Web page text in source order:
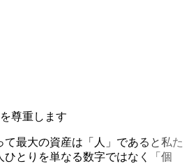
尊重します
て最大の資産は「人」であると私た
とりを単なる数字ではなく「個